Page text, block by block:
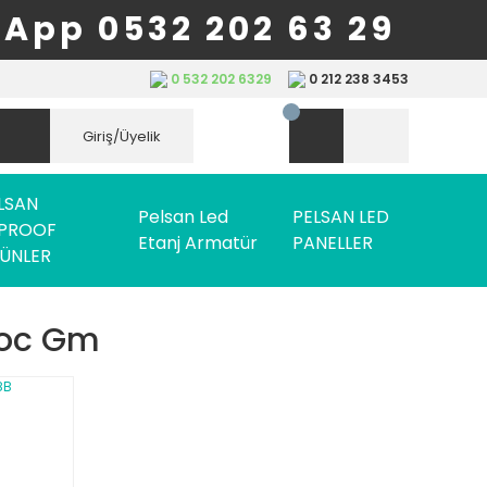
0532 202 63 29
0 532 202 6329 0 212 238 3453
Giriş/Üyelik
Pelsan Led
Etanj Armatür
PELSAN LED
PANELLER
Gm